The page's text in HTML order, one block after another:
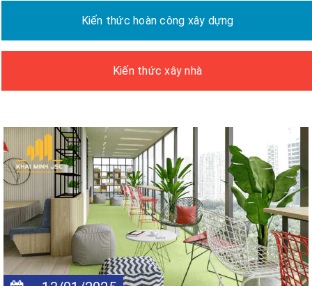
Kiến thức hoàn công xây dựng
Kiến thức xây nhà